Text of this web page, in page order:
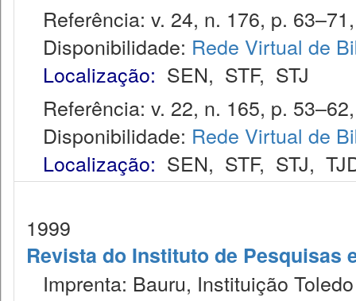
Referência: v. 24, n. 176, p.
Disponibilidade: Rede Virtual de
Localização: SEN, STF, STJ
Referência: v. 22, n. 165, p.
Disponibilidade: Rede Virtual de
Localização: SEN, STF, STJ,
1999
Revista do Instituto de Pesquisas
Imprenta: Bauru, Instituição